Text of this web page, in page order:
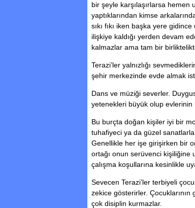
bir şeyle karşılaşırlarsa hemen
yaptıklarından kimse
sıkı fıkı iken başka yere
ilişkiye kaldığı yerden devam
kalmazlar ama tam bir
Terazi’ler yalnızlığı
şehir merkezinde evde almak
Dans ve müziği severler.
yetenekleri büyük olup evlerinin
Bu burçta doğan kişiler iyi bir
tuhafiyeci ya da güzel
Genellikle her işe girişirken bir
ortağı onun serüvenci kişiliğine
çalışma koşullarına kesinlikle
Sevecen Terazi’ler terbiyeli
zekice gösterirler.
çok disiplin kurmazlar.